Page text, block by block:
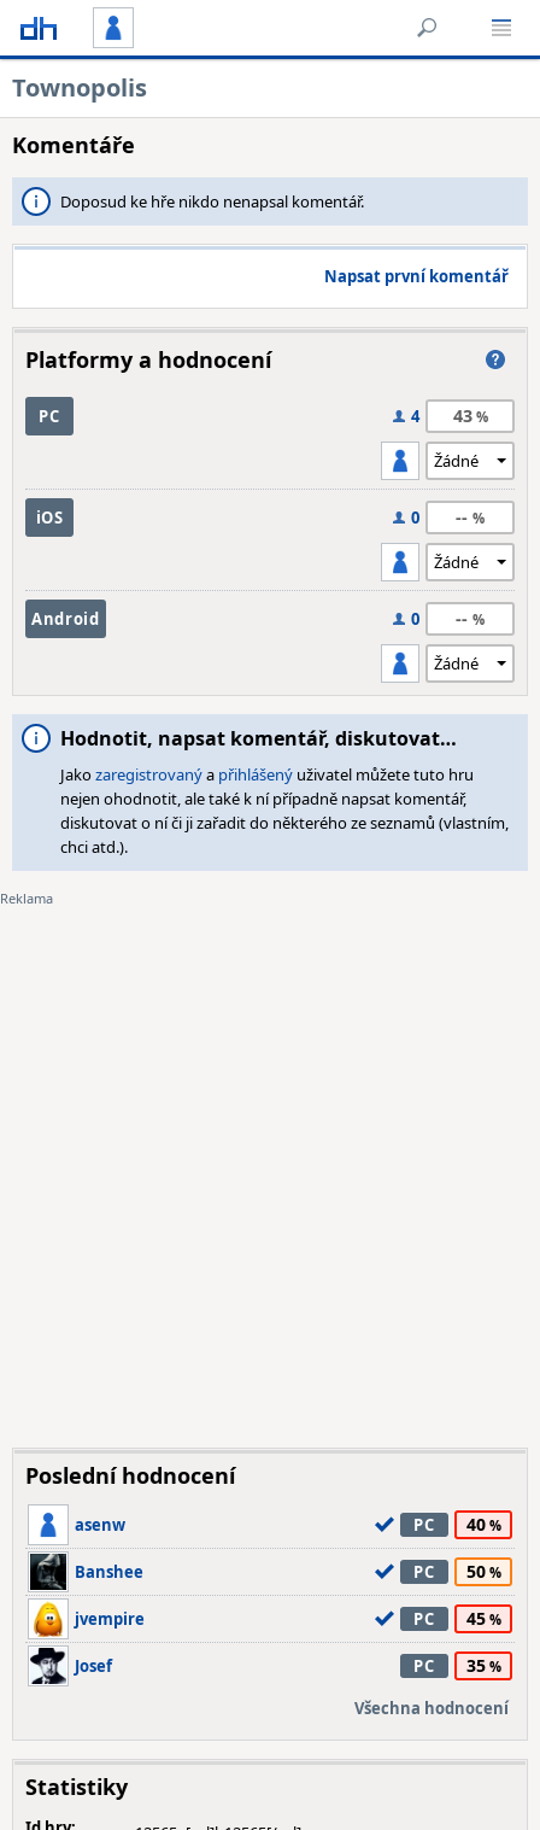
Townopolis
Komentáře
Doposud ke hře nikdo nenapsal komentář.
Napsat první komentář
Platformy a hodnocení
PC 4 43
iOS 0 --
Android 0 --
Hodnotit, napsat komentář, diskutovat…
Jakozaregistrovanýa přihlášený uživatel můžete tuto hru
nejen ohodnotit, ale také k ní případně napsat komentář,
diskutovat o ní či ji zařadit do některého ze seznamů (vlastním,
chci atd.).
Poslední hodnocení
asenw PC 40
Banshee PC 50
jvempire PC 45
Josef PC 35
Všechna hodnocení
Statistiky